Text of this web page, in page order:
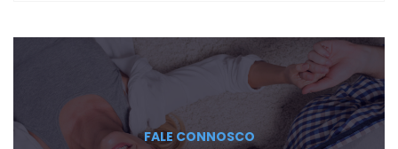
FALE CONNOSCO